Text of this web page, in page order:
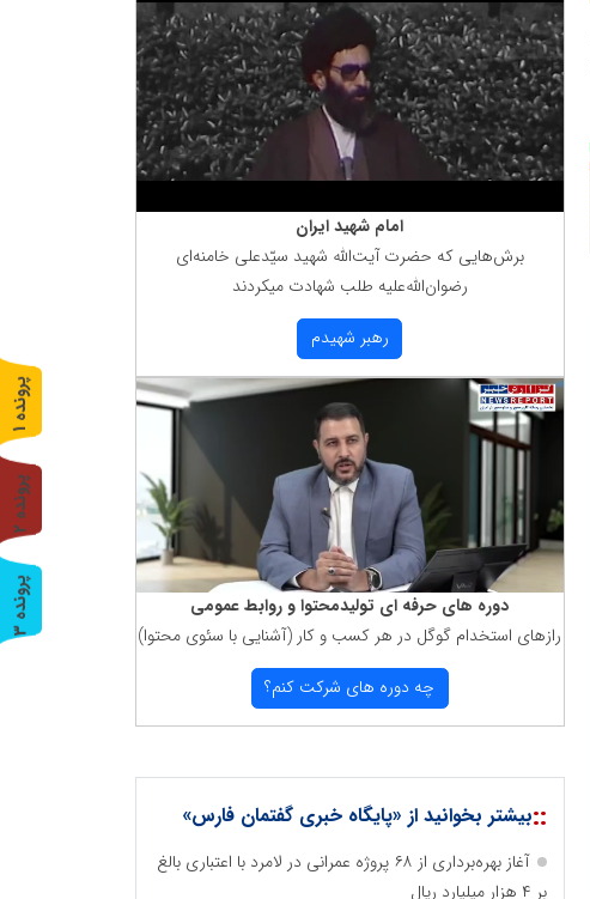
امام شهید ایران
برش‌هایی كه حضرت آیت‌الله شهید سیّدعلی خامنه‌ای
رضوان‌الله‌علیه طلب شهادت میكردند
رهبر شهیدم
دوره های حرفه ای تولیدمحتوا و روابط عمومی
رازهای استخدام گوگل در هر كسب و كار (آشنایی با سئوی محتوا)
چه دوره های شركت كنم؟
::بیشتر بخوانید از «پایگاه خبری گفتمان فارس»
آغاز بهره‌برداری از ۶۸ پروژه عمرانی در لامرد با اعتباری بالغ
بر ۴ هزار میلیارد ریال
پ
ر
و
ن
د
ه
1
پ
ر
و
ن
د
ه
2
پ
ر
و
ن
د
ه
3